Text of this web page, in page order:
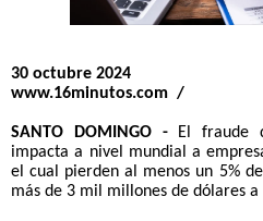
30 octubre 2024
www.16minutos.com /
SANTO DOMINGO -El fraude
impacta a nivel mundial a
el cual pierden al menos un 5%
más de 3 mil millones de dólares